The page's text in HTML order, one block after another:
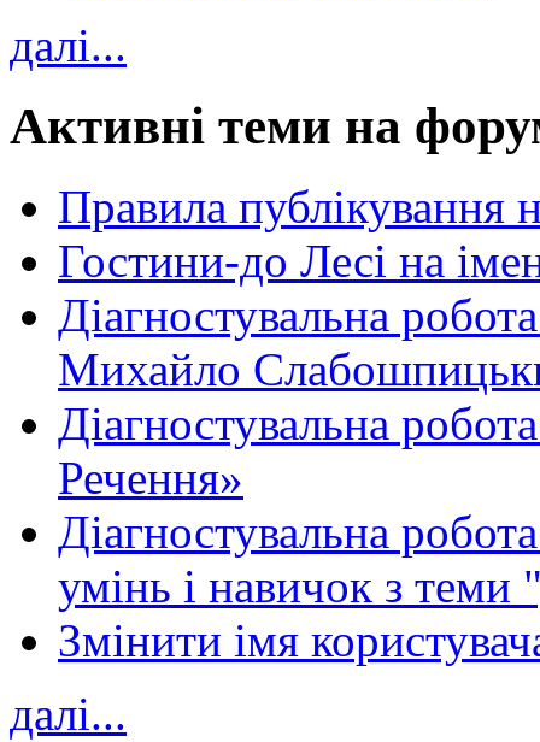
далі...
Активні теми на
Правила публікування
Гостини-до Лесі на
Діагностувальна
Михайло
Діагностувальна
Речення»
Діагностувальна
умінь і навичок з теми
Змінити імя
далі...